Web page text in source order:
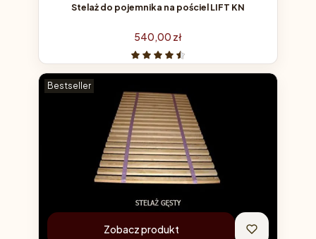
Stelaż do pojemnika na pościel LIFT KN
Cena
540,00 zł
Bestseller
Zobacz produkt